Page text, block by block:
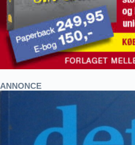
ANNONCE